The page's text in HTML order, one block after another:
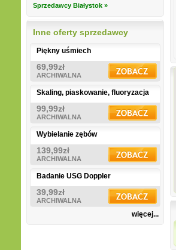
Sprzedawcy Białystok »
Inne oferty sprzedawcy
Piękny uśmiech
69,99zł
ARCHIWALNA
Skaling, piaskowanie, fluoryzacja
99,99zł
ARCHIWALNA
Wybielanie zębów
139,99zł
ARCHIWALNA
Badanie USG Doppler
39,99zł
ARCHIWALNA
więcej...